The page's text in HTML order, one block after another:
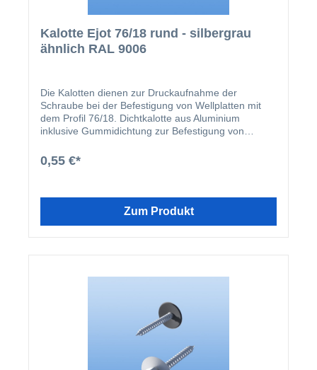
Kalotte Ejot 76/18 rund - silbergrau
ähnlich RAL 9006
Die Kalotten dienen zur Druckaufnahme der
Schraube bei der Befestigung von Wellplatten mit
dem Profil 76/18. Dichtkalotte aus Aluminium
inklusive Gummidichtung zur Befestigung von
aus Plexiglas oder Wellbleche aus Aluminium im
Profil 76/18). Erhältlich in RAL 9006 (Silbergrau)
0,55 €*
Zum Produkt